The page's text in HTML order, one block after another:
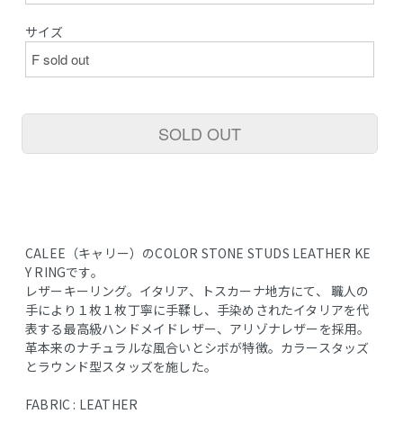
サイズ
SOLD OUT
CALEE（キャリー）のCOLOR STONE STUDS LEATHER KE
Y RINGです。
レザーキーリング。イタリア、トスカーナ地方にて、 職人の
手により１枚１枚丁寧に手鞣し、手染めされたイタリアを代
表する最高級ハンドメイドレザー、アリゾナレザーを採用。
革本来のナチュラルな風合いとシボが特徴。カラースタッズ
とラウンド型スタッズを施した。
FABRIC : LEATHER